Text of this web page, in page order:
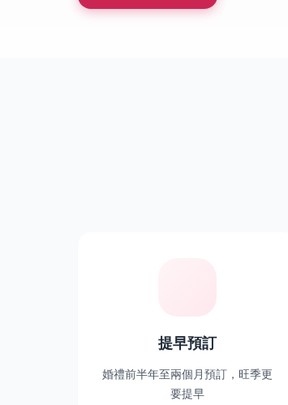
提早預訂
婚禮前半年至兩個月預訂，旺季更
要提早